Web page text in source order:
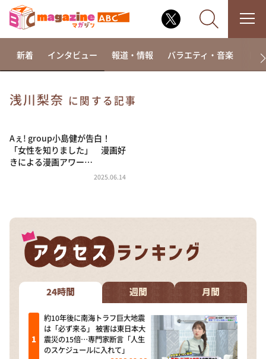
相席食堂
これ余談なんですけど・・・
～人生密着トークバラエティ！～ やすとものいたっ
河合＆A.B.C-Z塚田×福井アナ「なんでやねん！？」
（news おかえり）
DAIGOも台所 ～きょうの献立 何にする？～
本日はダイアンなり！シーズン２
朝だ！生です旅サラダ
教えて！ニュースライブ 正義のミカタ
ＬＩＦＥ～夢のカタチ～
新着 インタビュー 報道・情報 バラエティ・音楽 ド
浅川梨奈 に関する記事
Aぇ! group小島健が告白！
「女性を知りました」 漫画好
きによる漫画アワー…
2025.06.14
24時間 週間 月間
約10年後に南海トラフ巨大地震
は「必ず来る」 被害は東日本大
震災の15倍…専門家断言「人生
のスケジュールに入れて」